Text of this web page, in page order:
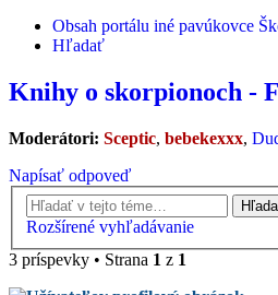
Obsah portálu iné pavúkovce
Hľadať
Knihy o skorpionoch -
Moderátori: Sceptic, bebekexxx,
Napísať odpoveď
Rozšírené vyhľadávanie
3 príspevky • Strana 1 z 1